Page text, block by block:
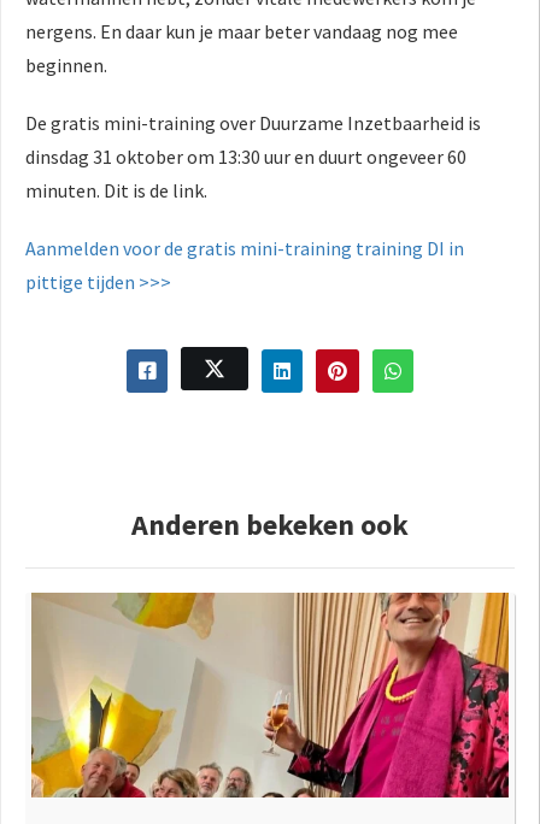
nergens. En daar kun je maar beter vandaag nog mee
beginnen.
De gratis mini-training over Duurzame Inzetbaarheid is
dinsdag 31 oktober om 13:30 uur en duurt ongeveer 60
minuten. Dit is de link.
Aanmelden voor de gratis mini-training training DI in
pittige tijden >>>
Anderen bekeken ook